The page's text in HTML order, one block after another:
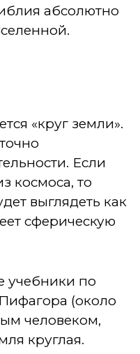
абсолютно
«круг земли».
Если
космоса, то
выглядеть как
сферическую
учебники по
(около
человеком,
круглая.